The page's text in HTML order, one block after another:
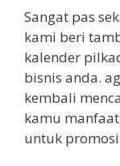
Sangat pas
kami beri
kalender
bisnis anda.
kembali
kamu
untuk